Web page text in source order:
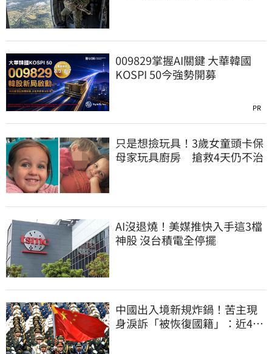
009829掌握AI關鍵 大華韓國
KOSPI 50今強勢開募
PR
只是想撿玩具！3歲女童頭卡保
母家玩具廚房 搶救4天仍不治
AI沒退燒！美媒推快入手這3檔
神股 沒台積電全停擺
中國出入境新規炸鍋！苦主現
身淚訴「被恢復國籍」：近4億